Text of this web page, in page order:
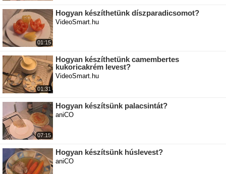
01:15
Hogyan készíthetünk díszparadicsomot?
VideoSmart.hu
01:31
Hogyan készíthetünk camembertes
kukoricakrém levest?
VideoSmart.hu
07:15
Hogyan készítsünk palacsintát?
aniCO
Hogyan készítsünk húslevest?
aniCO